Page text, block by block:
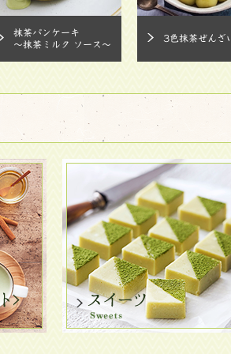
抹茶パンケーキ
～抹茶ミルク ソース～
3色抹茶ぜんざ